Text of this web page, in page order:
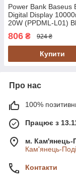
Power Bank Baseus
Digital Display
20W (PPDML-L01)
EU
806 ₴ 924 ₴
Купити
Про нас
100%
Працює з
м. Кам'янець-
Кам'янець-
Контакти